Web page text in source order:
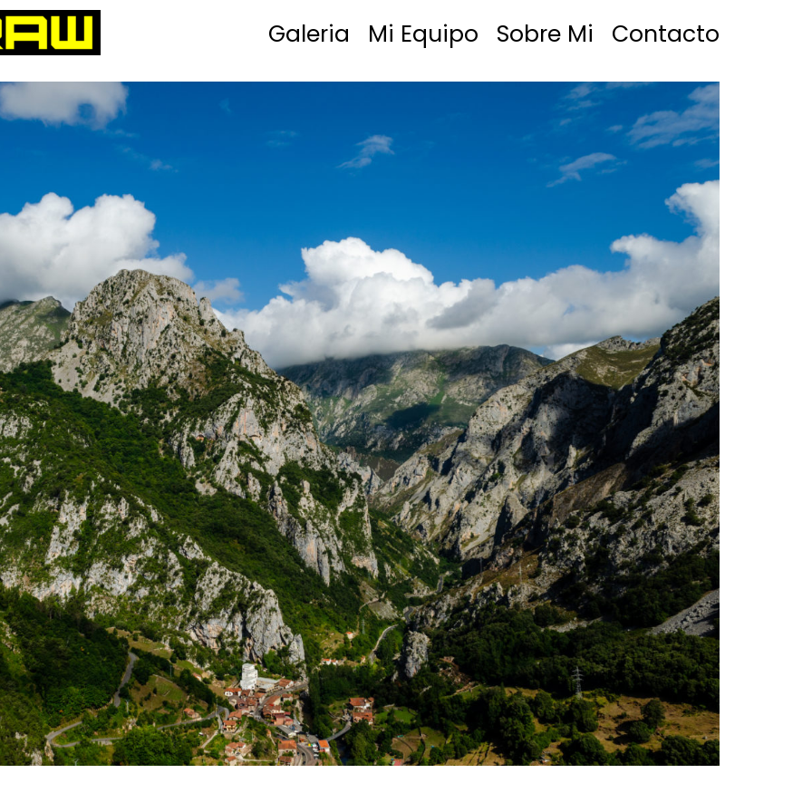
Galeria Mi Equipo Sobre Mi Contacto